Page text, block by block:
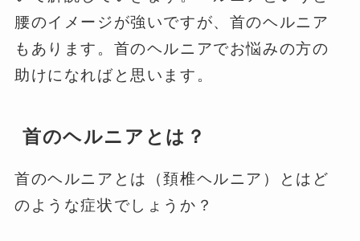
腰のイメージが強いですが、首のヘルニア
もあります。首のヘルニアでお悩みの方の
助けになればと思います。
首のヘルニアとは？
首のヘルニアとは（頚椎ヘルニア）とはど
のような症状でしょうか？